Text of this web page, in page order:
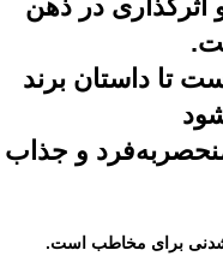
اثرگذاری در ذهن
تا داستان برند
و جذاب
برای مخاطب است.